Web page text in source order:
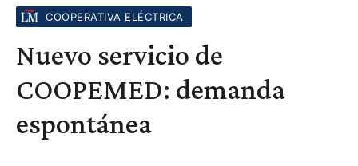
COOPERATIVA ELÉCTRICA
Nuevo servicio de
COOPEMED: demanda
espontánea